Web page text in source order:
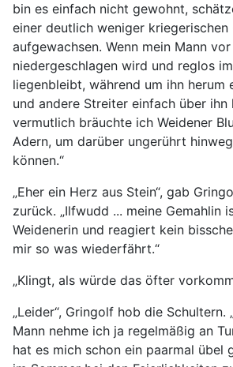
bin es einfach nicht gewohnt,
einer deutlich weniger kriegerischen
aufgewachsen. Wenn mein Mann
niedergeschlagen wird und reglos
liegenbleibt, während um ihn herum
und andere Streiter einfach über ihn
vermutlich bräuchte ich Weidener
Adern, um darüber ungerührt
können.“
„Eher ein Herz aus Stein“, gab
zurück. „Ilfwudd ... meine Gemahlin
Weidenerin und reagiert kein
mir so was wiederfährt.“
„Klingt, als würde das öfter
„Leider“, Gringolf hob die Schultern.
Mann nehme ich ja regelmäßig an
hat es mich schon ein paarmal übel